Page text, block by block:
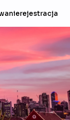
rejestracja